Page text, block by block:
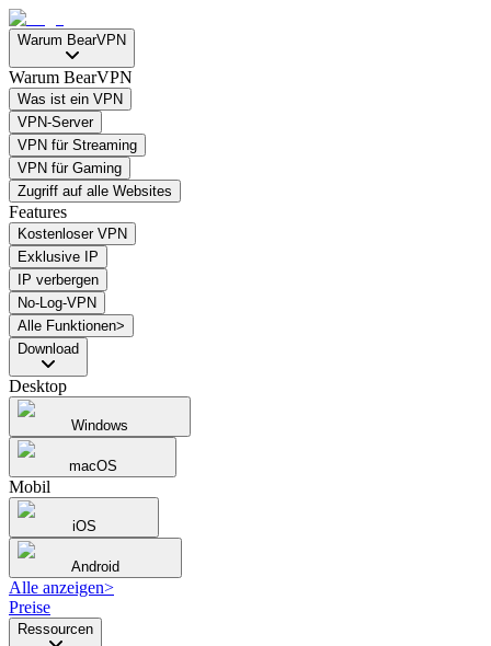
Warum BearVPN
Warum BearVPN
Was ist ein VPN
VPN-Server
VPN für Streaming
VPN für Gaming
Zugriff auf alle Websites
Features
Kostenloser VPN
Exklusive IP
IP verbergen
No-Log-VPN
Alle Funktionen>
Download
Desktop
Windows
macOS
Mobil
iOS
Android
Alle anzeigen>
Preise
Ressourcen